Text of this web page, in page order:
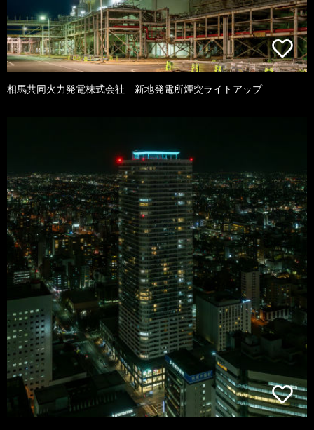
相馬共同火力発電株式会社 新地発電所煙突ライトアップ